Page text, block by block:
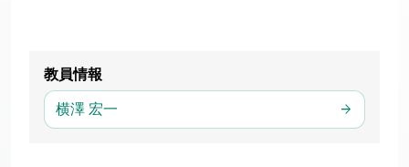
教員情報
横澤 宏一